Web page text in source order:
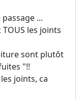
...
les joints
sont plutôt
"!!
joints, ca